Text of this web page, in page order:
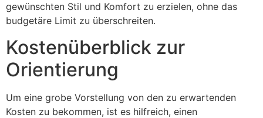
gewünschten Stil und Komfort zu erzielen, ohne das
budgetäre Limit zu überschreiten.
Kostenüberblick zur
Orientierung
Um eine grobe Vorstellung von den zu erwartenden
Kosten zu bekommen, ist es hilfreich, einen